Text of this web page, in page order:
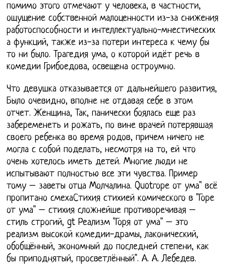
помимо этого отмечают у человека, в частности,
ощущение собственной малоценности из-за снижения
работоспособности и интеллектуально-мнестических
а функций, также из-за потери интереса к чему бы
то ни было. Трагедия ума, о которой идёт речь в
комедии Грибоедова, освещена остроумно.
Что девушка отказывается от дальнейшего развития,
Было очевидно, вполне не отдавая себе в этом
отчет. Женщина, Так, панически боялась еще раз
забеременеть и рожать, по вине врачей потерявшая
своего ребенка во время родов, причем ничего не
могла с собой поделать, несмотря на то, ей что
очень хотелось иметь детей. Многие люди не
испытывают полностью все эти чувства. Пример
тому – заветы отца Молчалина. Quotгоре от ума" всё
пропитано смехаСтихия стихией комического в "Горе
от ума" – стихия сложнейше противоречивая –
стиль строгий, gt Реализм "Горя от ума" – это
реализм высокой комедии-драмы, лаконический,
обобщённый, экономный до последней степени, как
бы приподнятый, просветлённый". А. А. Лебедев.